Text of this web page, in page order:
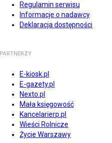
Regulamin serwisu
Informacje o nadawcy
Deklaracja dostępności
PARTNERZY
E-kiosk.pl
E-gazety.pl
Nexto.pl
Mała księgowość
Kancelarierp.pl
Wieści Rolnicze
Życie Warszawy